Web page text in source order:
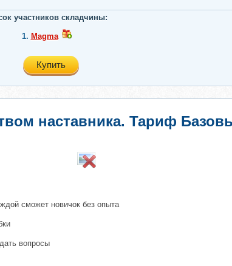
участников складчины:
1. Magma
Купить
наставника. Тариф
сможет новичок без опыта
вопросы